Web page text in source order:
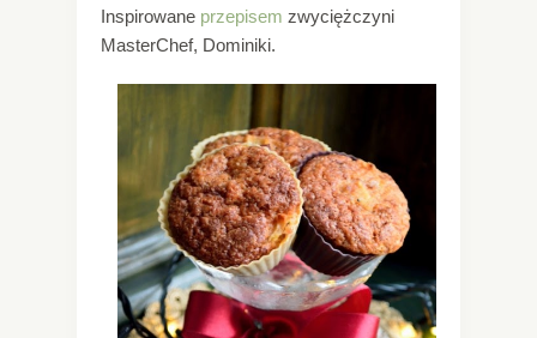
Inspirowane przepisem zwyciężczyni
MasterChef, Dominiki.